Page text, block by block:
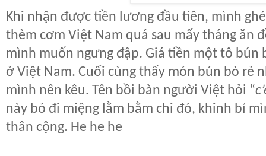
Khi nhận được tiền lương đầu tiên, mình
thèm cơm Việt Nam quá sau mấy tháng ăn
mình muốn ngưng đập. Giá tiền một tô bún
ở Việt Nam. Cuối cùng thấy món bún bò rẻ
mình nên kêu. Tên bồi bàn người Việt hỏi “
này bỏ đi miệng lằm bằm chi đó, khinh bỉ
thân cộng. He he he